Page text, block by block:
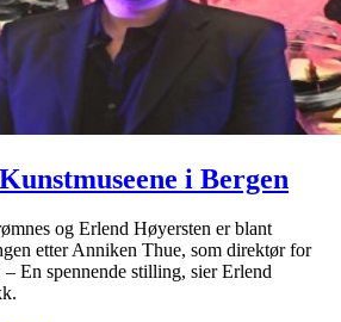
i Bergen
og Erlend Høyersten er blant
etter Anniken Thue, som direktør for
En spennende stilling, sier Erlend